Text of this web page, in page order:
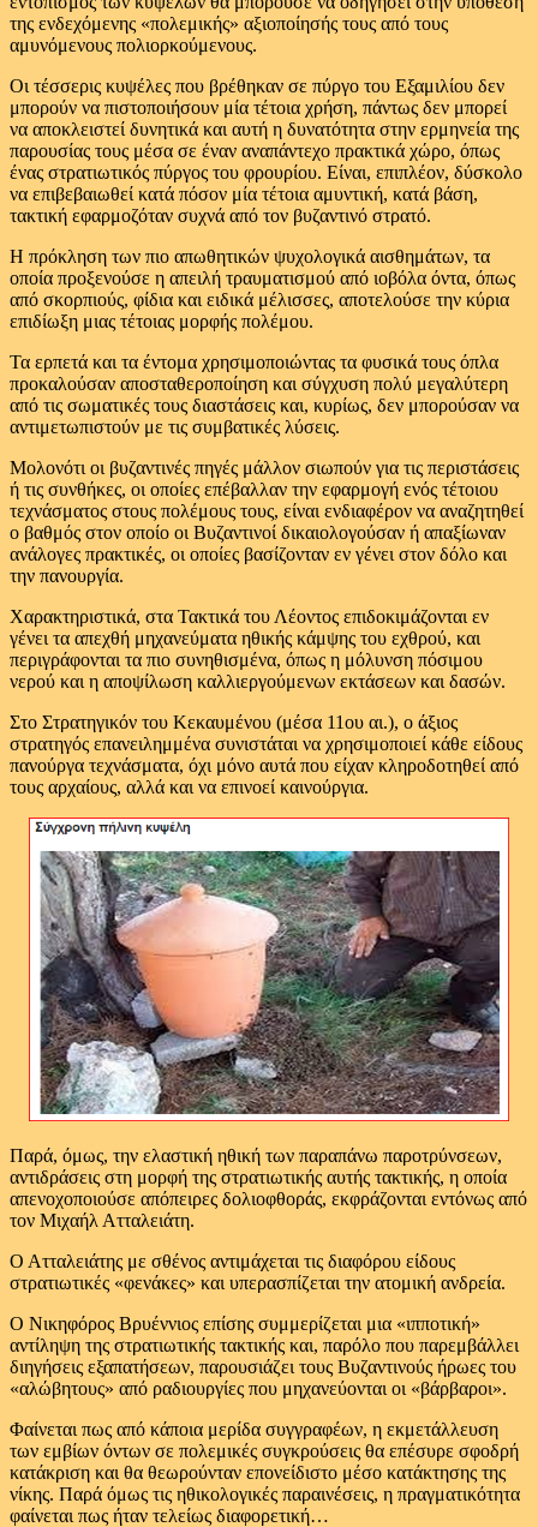
της ενδεχόμενης «πολεμικής» αξιοποίησής τους από τους
αμυνόμενους πολιορκούμενους.
Oι τέσσερις κυψέλες που βρέθηκαν σε πύργο του Εξαμιλίου δεν
μπορούν να πιστοποιήσουν μία τέτοια χρήση, πάντως δεν μπορεί
να αποκλειστεί δυνητικά και αυτή η δυνατότητα στην ερμηνεία της
παρουσίας τους μέσα σε έναν αναπάντεχο πρακτικά χώρο, όπως
ένας στρατιωτικός πύργος του φρουρίου. Είναι, επιπλέον, δύσκολο
να επιβεβαιωθεί κατά πόσον μία τέτοια αμυντική, κατά βάση,
τακτική εφαρμοζόταν συχνά από τον βυζαντινό στρατό.
Η πρόκληση των πιο απωθητικών ψυχολογικά αισθημάτων, τα
οποία προξενούσε η απειλή τραυματισμού από ιοβόλα όντα, όπως
από σκορπιούς, φίδια και ειδικά μέλισσες, αποτελούσε την κύρια
επιδίωξη μιας τέτοιας μορφής πολέμου.
Τα ερπετά και τα έντομα χρησιμοποιώντας τα φυσικά τους όπλα
προκαλούσαν αποσταθεροποίηση και σύγχυση πολύ μεγαλύτερη
από τις σωματικές τους διαστάσεις και, κυρίως, δεν μπορούσαν να
αντιμετωπιστούν με τις συμβατικές λύσεις.
Μολονότι οι βυζαντινές πηγές μάλλον σιωπούν για τις περιστάσεις
ή τις συνθήκες, οι οποίες επέβαλλαν την εφαρμογή ενός τέτοιου
τεχνάσματος στους πολέμους τους, είναι ενδιαφέρον να αναζητηθεί
ο βαθμός στον οποίο οι Βυζαντινοί δικαιολογούσαν ή απαξίωναν
ανάλογες πρακτικές, οι οποίες βασίζονταν εν γένει στον δόλο και
την πανουργία.
Χαρακτηριστικά, στα Τακτικά του Λέοντος επιδοκιμάζονται εν
γένει τα απεχθή μηχανεύματα ηθικής κάμψης του εχθρού, και
περιγράφονται τα πιο συνηθισμένα, όπως η μόλυνση πόσιμου
νερού και η αποψίλωση καλλιεργούμενων εκτάσεων και δασών.
Στο Στρατηγικόν του Κεκαυμένου (μέσα 11ου αι.), ο άξιος
στρατηγός επανειλημμένα συνιστάται να χρησιμοποιεί κάθε είδους
πανούργα τεχνάσματα, όχι μόνο αυτά που είχαν κληροδοτηθεί από
τους αρχαίους, αλλά και να επινοεί καινούργια.
Παρά, όμως, την ελαστική ηθική των παραπάνω παροτρύνσεων,
αντιδράσεις στη μορφή της στρατιωτικής αυτής τακτικής, η οποία
απενοχοποιούσε απόπειρες δολιοφθοράς, εκφράζονται εντόνως από
τον Μιχαήλ Ατταλειάτη.
Ο Ατταλειάτης με σθένος αντιμάχεται τις διαφόρου είδους
στρατιωτικές «φενάκες» και υπερασπίζεται την ατομική ανδρεία.
O Nικηφόρος Βρυέννιος επίσης συμμερίζεται μια «ιπποτική»
αντίληψη της στρατιωτικής τακτικής και, παρόλο που παρεμβάλλει
διηγήσεις εξαπατήσεων, παρουσιάζει τους Βυζαντινούς ήρωες του
«αλώβητους» από ραδιουργίες που μηχανεύονται οι «βάρβαροι».
Φαίνεται πως από κάποια μερίδα συγγραφέων, η εκμετάλλευση
των εμβίων όντων σε πολεμικές συγκρούσεις θα επέσυρε σφοδρή
κατάκριση και θα θεωρούνταν επονείδιστο μέσο κατάκτησης της
νίκης. Παρά όμως τις ηθικολογικές παραινέσεις, η πραγματικότητα
φαίνεται πως ήταν τελείως διαφορετική…